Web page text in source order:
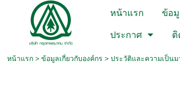
หน้าแรก ข้อ
ประกาศ ติ
หน้าแรก> ข้อมูลเกี่ยวกับองค์กร > ประวัติและความเป็น